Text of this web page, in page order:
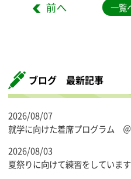
一覧
ブログ 最新記事
2026/08/07
就学に向けた着席プログラム
2026/08/03
夏祭りに向けて練習をしていま